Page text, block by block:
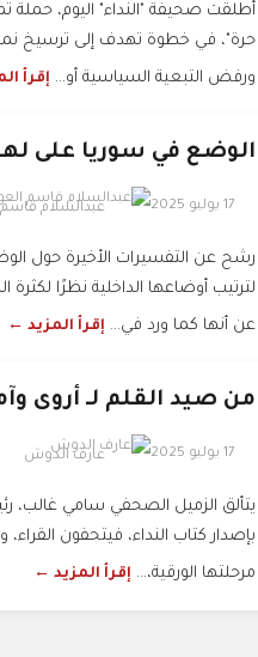
أطلقت صحيفة "النداء" اليوم، حملة
حرة"، في خطوة تهدف إلى ترسيخ
ورفض التبعية السياسية أو... إقرأ
الوضع في سوريا على
17 يوليو 2025 عبدالسلام
رشح عن التفسيرات الأخيرة حول
لترتيب أوضاعها الداخلية نظرًا
عن أنها كما ورد في... إقرأ المزيد ←
من صيد القلم لـ أروى
17 يوليو 2025 عارف الدوش
يتألق الزميل الصحفي سامي غالب،
بإصدار كتاب النداء، فيتحفون
مرحلتها الورقية،... إقرأ المزيد ←